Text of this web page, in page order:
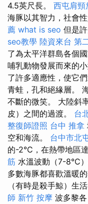
4.5英尺長。 西屯肩頸
海豚以其智力，社會
薦 what is seo 但是
seo教學 陸資來台 第
了為太平洋群島各個
哺乳動物發展而來的
了許多適應性，使它
青蛙，孔和絕緣層。
不斷的微笑。 大陸斜
皮）之間的過渡。 台
整復師證照 台中 推拿
空和海流。 台中市北
的-2°C，在熱帶地區
筋 水溫波動（7-8°C
多數海豚都喜歡溫暖
（有時是殺手鯨）生
師 新竹 按摩 波多黎各